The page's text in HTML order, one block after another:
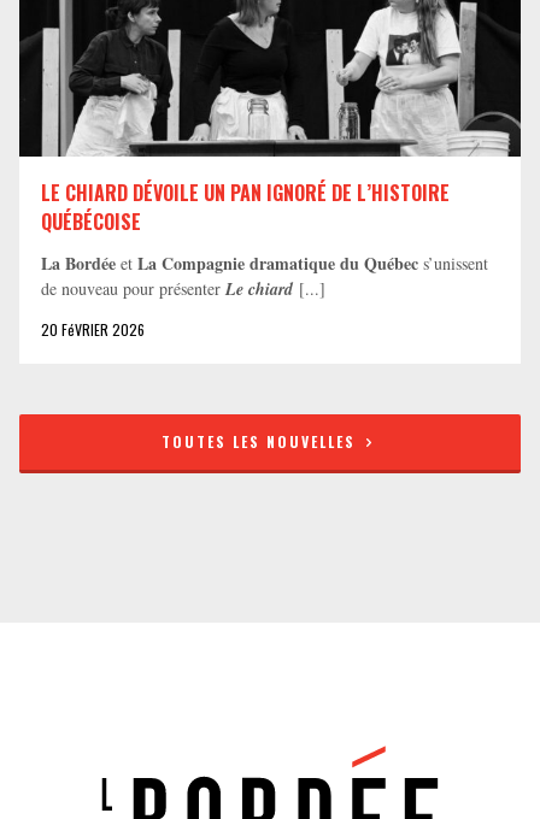
LE CHIARD DÉVOILE UN PAN IGNORÉ DE L’HISTOIRE
QUÉBÉCOISE
La Bordée et La Compagnie dramatique du Québec s’unissent
de nouveau pour présenter Le chiard [...]
20 FéVRIER 2026
TOUTES LES NOUVELLES